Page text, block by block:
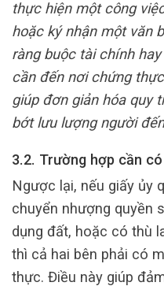
thực hiện một công
hoặc ký nhận một văn
ràng buộc tài chính
cần đến nơi chứng
giúp đơn giản hóa quy
bớt lưu lượng người
3.2. Trường hợp cần
Ngược lại, nếu giấy ủy
chuyển nhượng quyền
dụng đất, hoặc có thù
thì cả hai bên phải có
thực. Điều này giúp